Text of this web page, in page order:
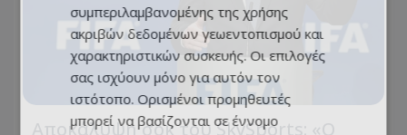
Αποκάλυψη σοκ του SkySports: «O
συμπεριλαμβανομένης της χρήσης
ακριβών δεδομένων γεωεντοπισμού και
χαρακτηριστικών συσκευής. Οι επιλογές
σας ισχύουν μόνο για αυτόν τον
ιστότοπο. Ορισμένοι προμηθευτές
μπορεί να βασίζονται σε έννομο